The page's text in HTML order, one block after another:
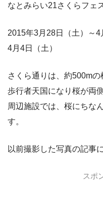
なとみらい21さくらフェ
2015年3月28日（土）～
4月4日（土）
さくら通りは、約500m
歩行者天国になり桜が両
周辺施設では、桜にちな
す。
以前撮影した写真の記事
スポ